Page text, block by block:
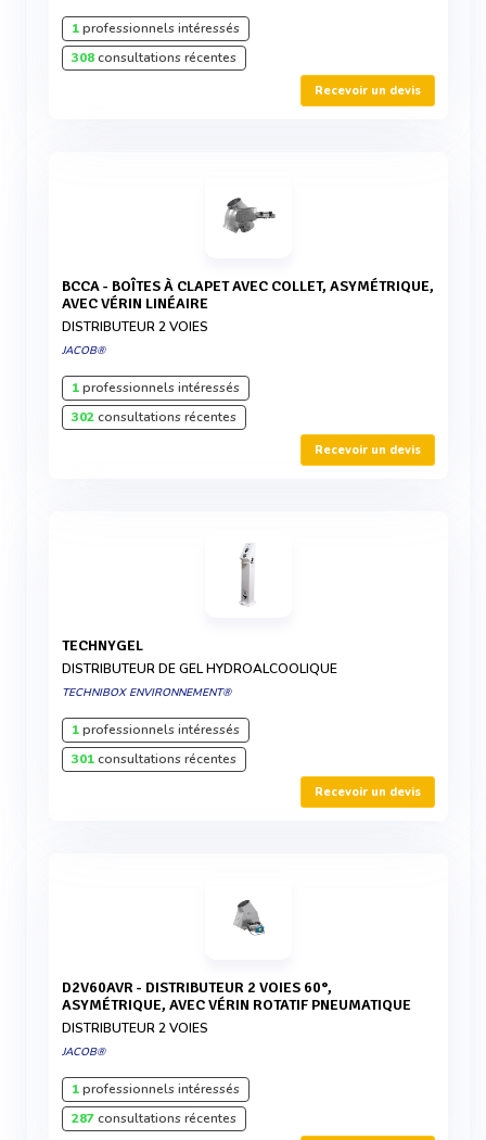
1professionnels intéressés
308consultations récentes
Recevoir un devis
BCCA - BOÎTES À CLAPET AVEC COLLET, ASYMÉTRIQUE,
AVEC VÉRIN LINÉAIRE
DISTRIBUTEUR 2 VOIES
JACOB®
1professionnels intéressés
302consultations récentes
Recevoir un devis
TECHNYGEL
DISTRIBUTEUR DE GEL HYDROALCOOLIQUE
TECHNIBOX ENVIRONNEMENT®
1professionnels intéressés
301consultations récentes
Recevoir un devis
D2V60AVR - DISTRIBUTEUR 2 VOIES 60°,
ASYMÉTRIQUE, AVEC VÉRIN ROTATIF PNEUMATIQUE
DISTRIBUTEUR 2 VOIES
JACOB®
1professionnels intéressés
287consultations récentes